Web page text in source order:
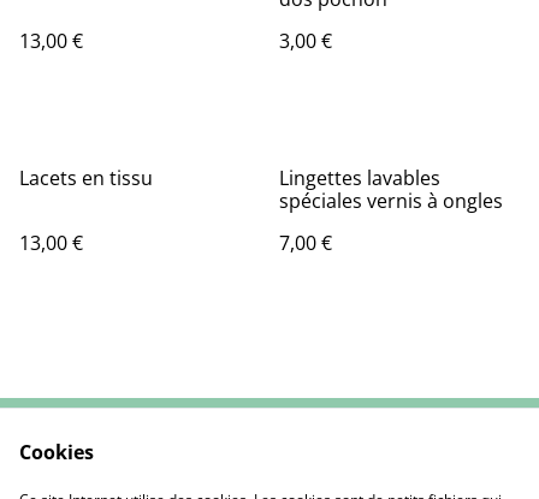
13,00 €
3,00 €
Lacets en tissu
13,00 €
Lingettes lavables
spéciales vernis à ongles
7,00 €
Mentions Légales
Politique de cookies
Cookies